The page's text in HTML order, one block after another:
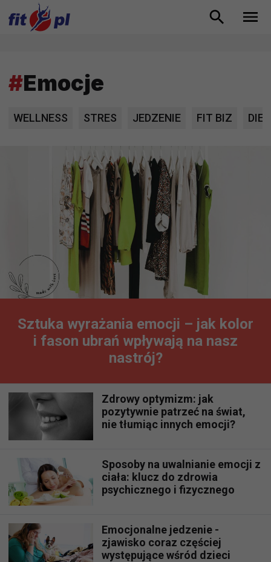
#Emocje
WELLNESS STRES JEDZENIE FIT BIZ
Sztuka wyrażania emocji – jak kolor
i fason ubrań wpływają na nasz
nastrój?
Zdrowy optymizm: jak
pozytywnie patrzeć na świat,
nie tłumiąc innych emocji?
Sposoby na uwalnianie emocji z
ciała: klucz do zdrowia
psychicznego i fizycznego
Emocjonalne jedzenie -
zjawisko coraz częściej
występujące wśród dzieci